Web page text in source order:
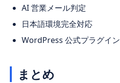
AI 営業メール判定
日本語環境完全対応
WordPress 公式プラグイン
まとめ